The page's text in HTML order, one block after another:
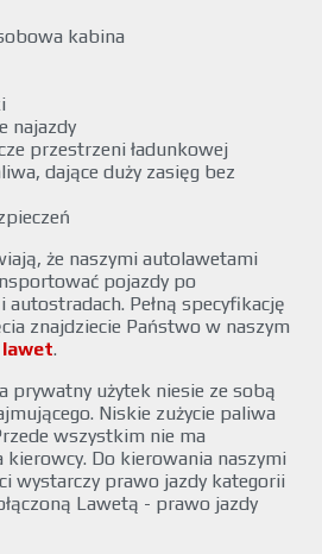
kabina
najazdy
przestrzeni ładunkowej
dające duży zasięg bez
że naszymi autolawetami
pojazdy po
autostradach. Pełną specyfikację
znajdziecie Państwo w naszym
.
prywatny użytek niesie ze sobą
Niskie zużycie paliwa
wszystkim nie ma
kierowcy. Do kierowania naszymi
wystarczy prawo jazdy kategorii
Lawetą - prawo jazdy